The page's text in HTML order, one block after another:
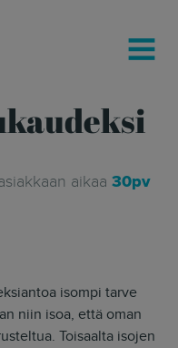
MENU
aikaa 30pv
isompi tarve
niin isoa, että oman
Toisaalta isojen